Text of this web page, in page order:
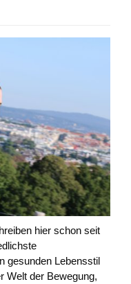
hier schon seit
gesunden Lebensstil
Welt der Bewegung,